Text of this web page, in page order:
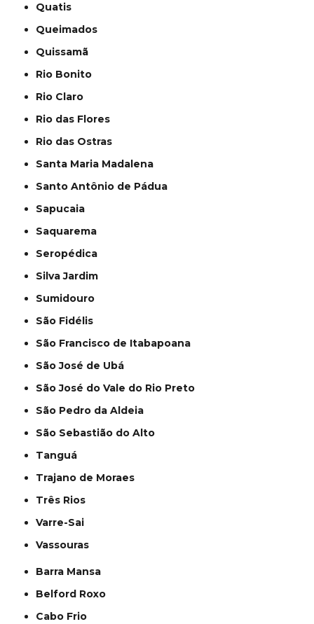
Quatis
Queimados
Quissamã
Rio Bonito
Rio Claro
Rio das Flores
Rio das Ostras
Santa Maria Madalena
Santo Antônio de Pádua
Sapucaia
Saquarema
Seropédica
Silva Jardim
Sumidouro
São Fidélis
São Francisco de Itabapoana
São José de Ubá
São José do Vale do Rio Preto
São Pedro da Aldeia
São Sebastião do Alto
Tanguá
Trajano de Moraes
Três Rios
Varre-Sai
Vassouras
Barra Mansa
Belford Roxo
Cabo Frio